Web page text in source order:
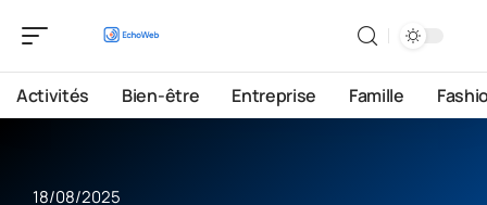
Activités Bien-être Entreprise Famille
18/08/2025